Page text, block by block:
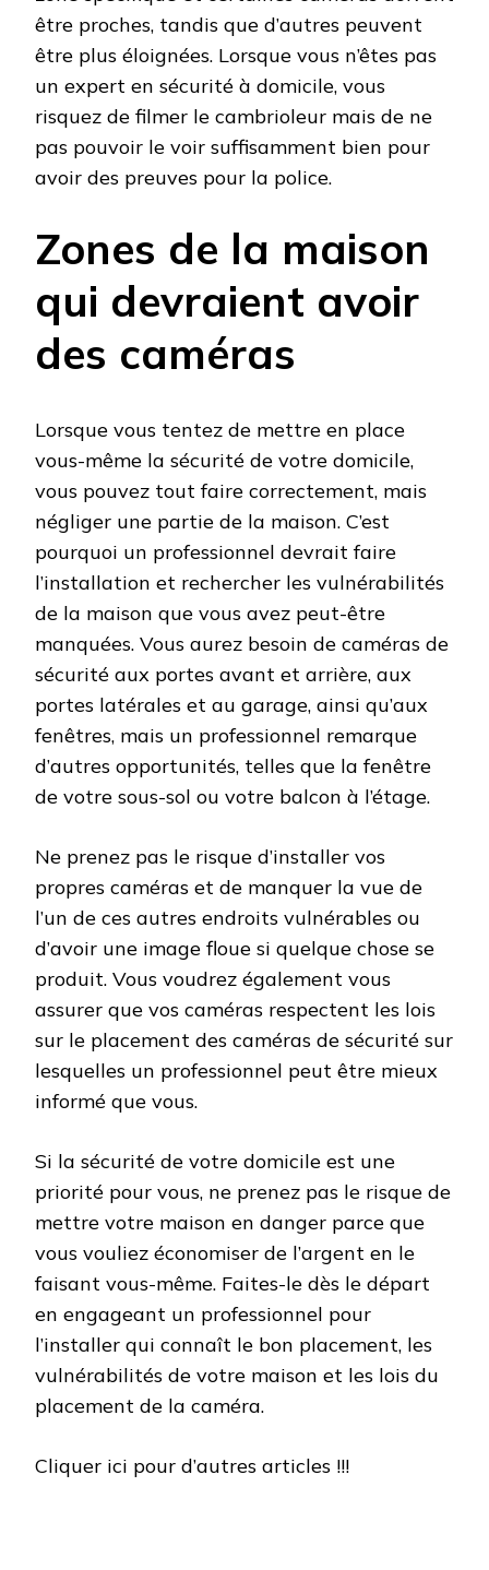
être proches, tandis que d’autres peuvent
être plus éloignées. Lorsque vous n’êtes pas
un expert en sécurité à domicile, vous
risquez de filmer le cambrioleur mais de ne
pas pouvoir le voir suffisamment bien pour
avoir des preuves pour la police.
Zones de la maison
qui devraient avoir
des caméras
Lorsque vous tentez de mettre en place
vous-même la sécurité de votre domicile,
vous pouvez tout faire correctement, mais
négliger une partie de la maison. C’est
pourquoi un professionnel devrait faire
l’installation et rechercher les vulnérabilités
de la maison que vous avez peut-être
manquées. Vous aurez besoin de caméras de
sécurité aux portes avant et arrière, aux
portes latérales et au garage, ainsi qu’aux
fenêtres, mais un professionnel remarque
d’autres opportunités, telles que la fenêtre
de votre sous-sol ou votre balcon à l’étage.
Ne prenez pas le risque d’installer vos
propres caméras et de manquer la vue de
l’un de ces autres endroits vulnérables ou
d’avoir une image floue si quelque chose se
produit. Vous voudrez également vous
assurer que vos caméras respectent les lois
sur le placement des caméras de sécurité sur
lesquelles un professionnel peut être mieux
informé que vous.
Si la sécurité de votre domicile est une
priorité pour vous, ne prenez pas le risque de
mettre votre maison en danger parce que
vous vouliez économiser de l’argent en le
faisant vous-même. Faites-le dès le départ
en engageant un professionnel pour
l’installer qui connaît le bon placement, les
vulnérabilités de votre maison et les lois du
placement de la caméra.
Cliquer ici pour d’autres articles !!!